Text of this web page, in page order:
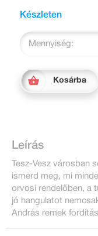
Készleten
Mennyiség:
Kosárba
Leírás
Tesz-Vesz városban
ismerd meg, mi
orvosi rendelőben, a
jó hangulatot
András remek